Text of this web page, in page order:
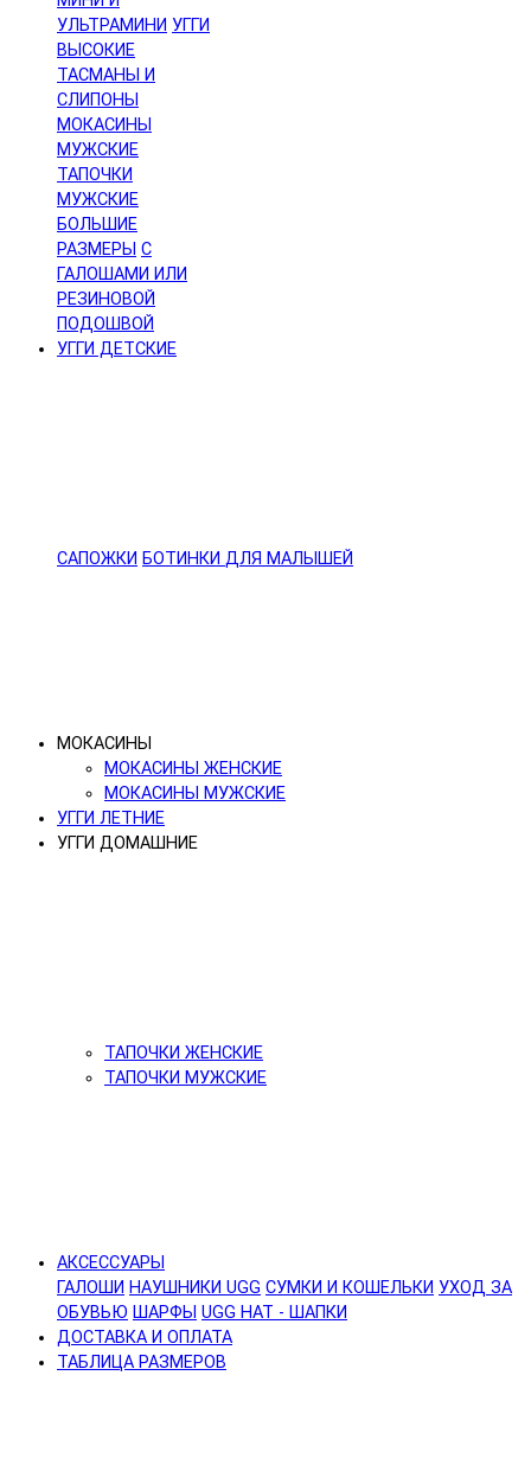
УЛЬТРАМИНИ УГГИ
ВЫСОКИЕ
ТАСМАНЫ И
СЛИПОНЫ
МОКАСИНЫ
МУЖСКИЕ
ТАПОЧКИ
МУЖСКИЕ
БОЛЬШИЕ
РАЗМЕРЫ С
ГАЛОШАМИ ИЛИ
РЕЗИНОВОЙ
ПОДОШВОЙ
УГГИ ДЕТСКИЕ
САПОЖКИ БОТИНКИ ДЛЯ МАЛЫШЕЙ
МОКАСИНЫ
МОКАСИНЫ ЖЕНСКИЕ
МОКАСИНЫ МУЖСКИЕ
УГГИ ЛЕТНИЕ
УГГИ ДОМАШНИЕ
ТАПОЧКИ ЖЕНСКИЕ
ТАПОЧКИ МУЖСКИЕ
АКСЕССУАРЫ
ГАЛОШИ НАУШНИКИ UGG СУМКИ И КОШЕЛЬКИ УХОД ЗА
ОБУВЬЮ ШАРФЫ UGG HAT - ШАПКИ
ДОСТАВКА И ОПЛАТА
ТАБЛИЦА РАЗМЕРОВ